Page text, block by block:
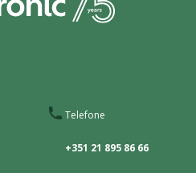
Telefone
+351 21 895 86 66